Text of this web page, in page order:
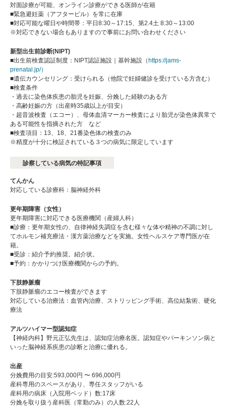
対面診療が可能、オンライン診療ができる医師が在籍
■緊急避妊薬（アフターピル）を常に在庫
■対応可能な曜日や時間帯：平日8:30～17:15、第2.4土 8:30～13:00
※対応できない場合もありますので事前にお問い合わせください
新型出生前診断(NIPT)
■出生前検査認証制度：NIPT認証施設｜基幹施設（https://jams-
prenatal.jp/）
■遺伝カウンセリング：受けられる（他院で妊婦健診を受けている方含む）
■検査条件
・過去に染色体疾患の胎児を妊娠、分娩した経験のある方
・高齢妊娠の方（出産時35歳以上が目安）
・超音波検査（エコー）、母体血清マーカー検査により胎児が染色体異常で
ある可能性を指摘された方 など
■検査項目：13、18、21番染色体の検査のみ
※精度が十分に検証されている３つの病気に限定しています
診察している病気の特記事項
てんかん
対応している診療科：脳神経外科
更年期障害（女性）
更年期障害に対応できる医療機関（産婦人科）
■診療：更年期女性の、自律神経失調症を含む様々な体や精神の不調に対し
てホルモン補充療法・漢方薬治療などを実施。女性ヘルスケア専門医が在
籍。
■受診：紹介予約推奨。紹介状。
■予約：かかりつけ医療機関からの予約。
下肢静脈瘤
下肢静脈瘤のエコー検査ができます
対応している治療法：血管内治療、ストリッピング手術、高位結紮術、硬化
療法
アルツハイマー型認知症
【神経内科】野元正弘先生は、認知症治療名医。認知症やパーキンソン病と
いった脳神経系疾患の診断と治療に優れる。
出産
分娩費用の目安:593,000円 〜 696,000円
産科専用のスペースがあり、専任スタッフがいる
産科用の病床（入院用ベッド）数:17床
分娩を取り扱う産科医（常勤のみ）の人数:22⼈